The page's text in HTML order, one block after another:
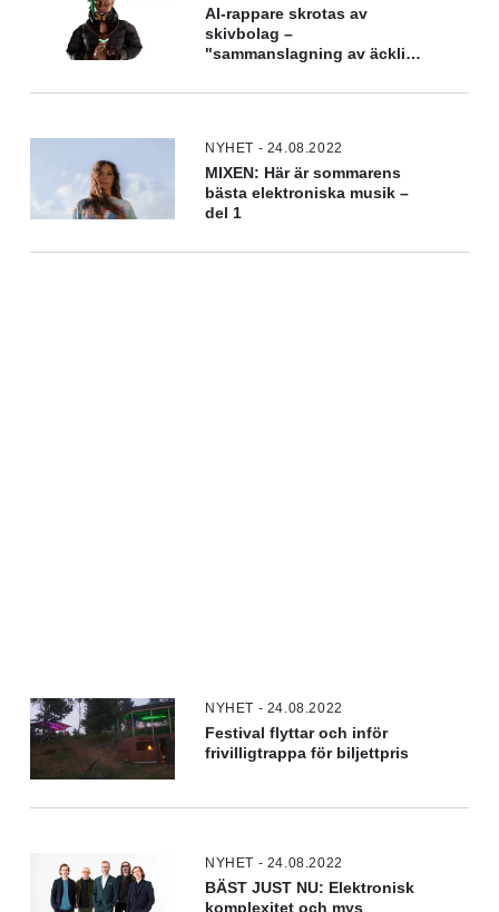
AI-rappare skrotas av
skivbolag –
"sammanslagning av äckliga
NYHET - 24.08.2022
MIXEN: Här är sommarens
bästa elektroniska musik –
del 1
NYHET - 24.08.2022
Festival flyttar och inför
frivilligtrappa för biljettpris
NYHET - 24.08.2022
BÄST JUST NU: Elektronisk
komplexitet och mys